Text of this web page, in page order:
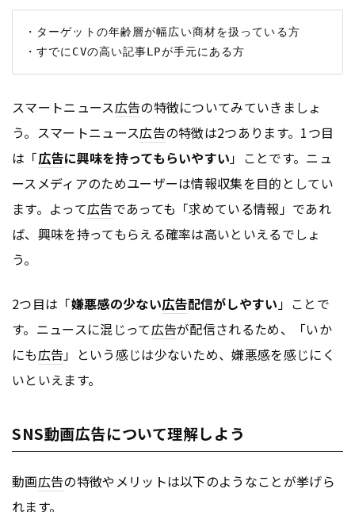
・ターゲットの年齢層が幅広い商材を扱っている方
スマートニュース広告の特徴についてみていきましょ
う。スマートニュース広告の特徴は2つあります。1つ目
は「広告に興味を持ってもらいやすい 」ことです。ニュ
ースメディアのためユーザーは情報収集を目的としてい
ます。よって広告であっても「求めている情報」であれ
ば、興味を持ってもらえる確率は高いといえるでしょ
う。
2つ目は「嫌悪感の少ない広告配信がしやすい」ことで
す。ニュースに混じって広告が配信されるため、「いか
にも広告」という感じは少ないため、嫌悪感を感じにく
いといえます。
SNS動画広告について理解しよう
動画広告の特徴やメリットは以下のようなことが挙げら
れます。